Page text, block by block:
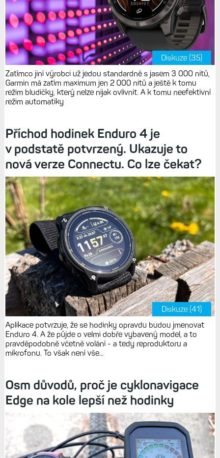
Diskuze (35)
Zatímco jiní výrobci už jedou standardně s jasem 3 000 nitů,
Garmin má zatím maximum jen 2 000 nitů a ještě k tomu
režim bludičky, který nelze nijak ovlivnit. A k tomu neefektivní
režim automatiky
Příchod hodinek Enduro 4 je
v podstatě potvrzený. Ukazuje to
nová verze Connectu. Co lze čekat?
Diskuze (41)
Aplikace potvrzuje, že se hodinky opravdu budou jmenovat
Enduro 4. A že půjde o velmi dobře vybavený model, a to
pravděpodobně včetně volání - a tedy reproduktoru a
mikrofonu. To však není vše...
Osm důvodů, proč je cyklonavigace
Edge na kole lepší než hodinky